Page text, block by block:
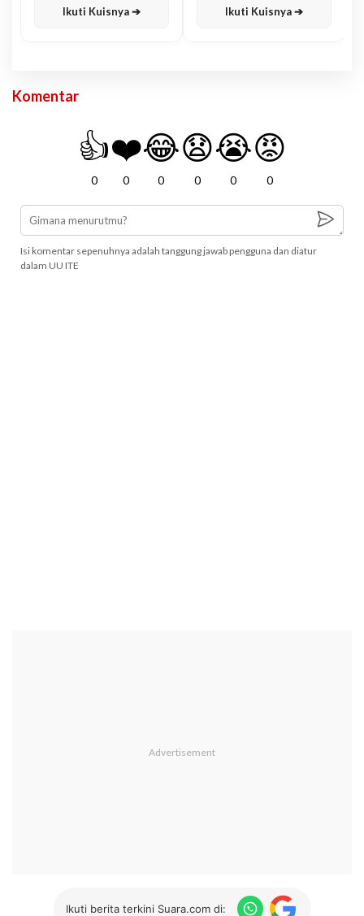
Ikuti Kuisnya ➔ Ikuti Kuisnya ➔
Komentar
👍
0
❤️
0
😂
0
😧
0
😭
0
😡
0
Isi komentar sepenuhnya adalah tanggung jawab pengguna dan diatur
dalam UU ITE
Ikuti berita terkini Suara.com di: